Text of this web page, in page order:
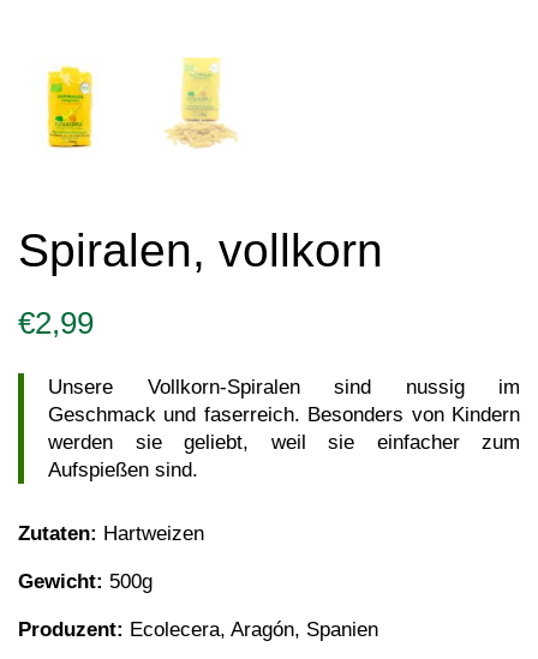
Spiralen, vollkorn
€2,99
Unsere Vollkorn-Spiralen sind nussig im
Geschmack und faserreich. Besonders von Kindern
werden sie geliebt, weil sie einfacher zum
Aufspießen sind.
Zutaten: Hartweizen
Gewicht: 500g
Produzent: Ecolecera, Aragón, Spanien